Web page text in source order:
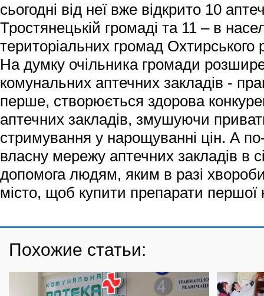
сьогодні від неї вже відкрито 10
Тростянецькій громаді та 11 – в
територіальних громад Охтирського
На думку очільника громади
комунальних аптечних закладів -
перше, створюється здорова
аптечних закладів, змушуючи
стримування у нарощуванні цін. А
власну мережу аптечних закладів в
допомога людям, яким в разі
місто, щоб купити препарати першої
Похожие статьи: